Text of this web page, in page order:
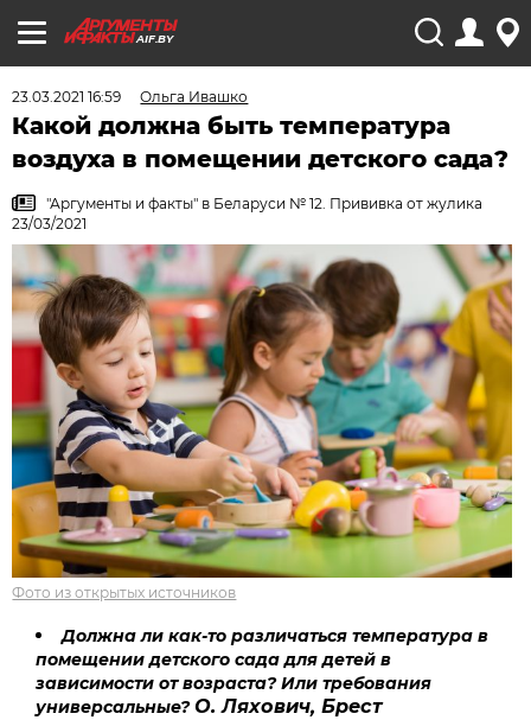
AIF.BY
23.03.2021 16:59 Ольга Ивашко
Какой должна быть температура
воздуха в помещении детского сада?
"Аргументы и факты" в Беларуси № 12. Прививка от жулика
23/03/2021
Фото из открытых источников
Должна ли как-то различаться температура в
помещении детского сада для детей в
зависимости от возраста? Или требования
универсальные?О. Ляхович, Брест